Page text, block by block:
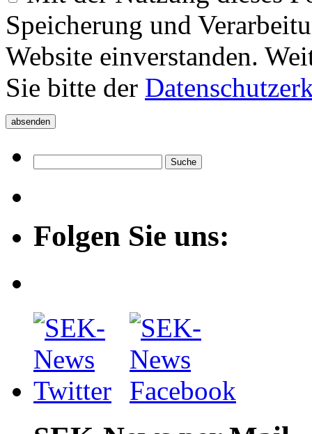
Speicherung und
Website einverstanden.
Sie bitte der
Folgen Sie uns: